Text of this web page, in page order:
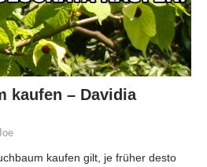
kaufen – Davidia
kaufen gilt, je früher desto